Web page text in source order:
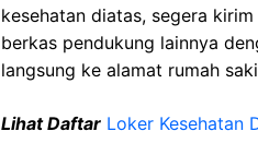
kesehatan diatas, segera
berkas pendukung lainnya
langsung ke alamat rumah
Lihat Daftar Loker Kesehatan